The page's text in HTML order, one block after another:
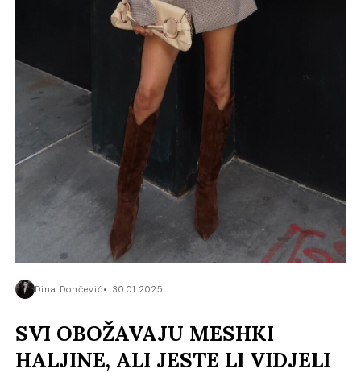
Dina Dončević 30.01.2025.
SVI OBOŽAVAJU MESHKI
HALJINE, ALI JESTE LI VIDJELI